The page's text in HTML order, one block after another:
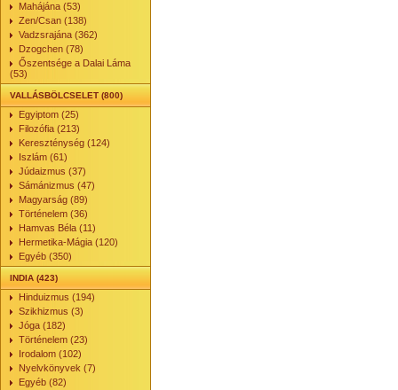
Mahájána (53)
Zen/Csan (138)
Vadzsrajána (362)
Dzogchen (78)
Őszentsége a Dalai Láma
(53)
VALLÁSBÖLCSELET (800)
Egyiptom (25)
Filozófia (213)
Kereszténység (124)
Iszlám (61)
Júdaizmus (37)
Sámánizmus (47)
Magyarság (89)
Történelem (36)
Hamvas Béla (11)
Hermetika-Mágia (120)
Egyéb (350)
INDIA (423)
Hinduizmus (194)
Szikhizmus (3)
Jóga (182)
Történelem (23)
Irodalom (102)
Nyelvkönyvek (7)
Egyéb (82)